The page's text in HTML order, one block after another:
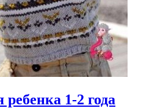
1-2 года